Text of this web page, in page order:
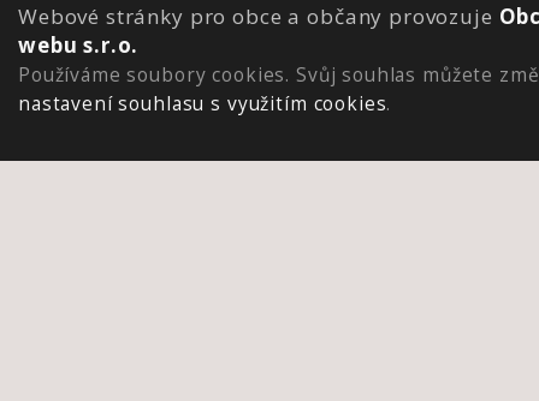
Webové stránky pro obce a občany provozuje
webu s.r.o.
Používáme soubory cookies. Svůj souhlas můžete
nastavení souhlasu s využitím cookies.